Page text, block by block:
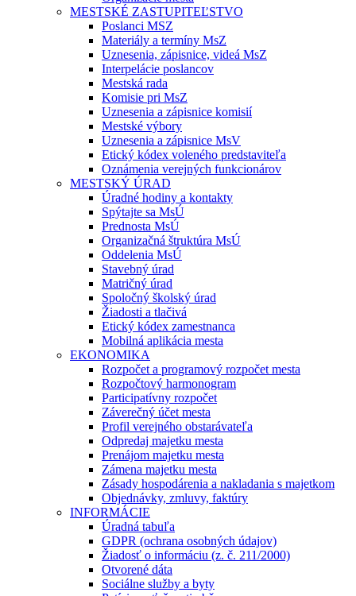
MESTSKÉ ZASTUPITEĽSTVO
Poslanci MSZ
Materiály a termíny MsZ
Uznesenia, zápisnice, videá MsZ
Interpelácie poslancov
Mestská rada
Komisie pri MsZ
Uznesenia a zápisnice komisií
Mestské výbory
Uznesenia a zápisnice MsV
Etický kódex voleného predstaviteľa
Oznámenia verejných funkcionárov
MESTSKÝ ÚRAD
Úradné hodiny a kontakty
Spýtajte sa MsÚ
Prednosta MsÚ
Organizačná štruktúra MsÚ
Oddelenia MsÚ
Stavebný úrad
Matričný úrad
Spoločný školský úrad
Žiadosti a tlačivá
Etický kódex zamestnanca
Mobilná aplikácia mesta
EKONOMIKA
Rozpočet a programový rozpočet mesta
Rozpočtový harmonogram
Participatívny rozpočet
Záverečný účet mesta
Profil verejného obstarávateľa
Odpredaj majetku mesta
Prenájom majetku mesta
Zámena majetku mesta
Zásady hospodárenia a nakladania s majetkom
Objednávky, zmluvy, faktúry
INFORMÁCIE
Úradná tabuľa
GDPR (ochrana osobných údajov)
Žiadosť o informáciu (z. č. 211/2000)
Otvorené dáta
Sociálne služby a byty